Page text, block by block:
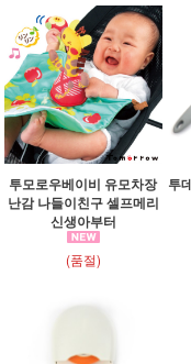
투모로우베이비 유모차장
난감 나들이친구 셀프메리
신생아부터
(품절)
투